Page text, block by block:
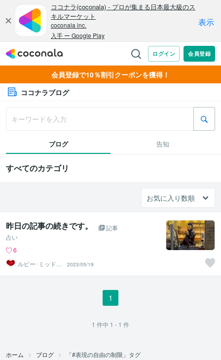
会員登録で10％割引クーポンを獲得！
ココナラブログ
ブログ 告知
すべてのカテゴリ
昨日の記事の続きです。
記事
占い
6
ルビー･ミッドナ
イト
2023/05/19
1
1 件中 1 - 1 件
ホーム ブログ 「#表現の自由の制限」タグ